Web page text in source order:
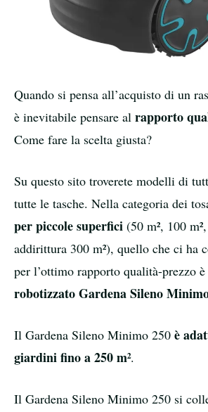
Quando si pensa all’acquisto di un
è inevitabile pensare al rapporto
Come fare la scelta giusta?
Su questo sito troverete modelli di
tutte le tasche. Nella categoria dei
per piccole superfici (50 m², 100
addirittura 300 m²), quello che ci ha
per l’ottimo rapporto qualità-prezzo è
robotizzato Gardena Sileno
Il Gardena Sileno Minimo 250 è
giardini fino a 250 m².
Il Gardena Sileno Minimo 250 si